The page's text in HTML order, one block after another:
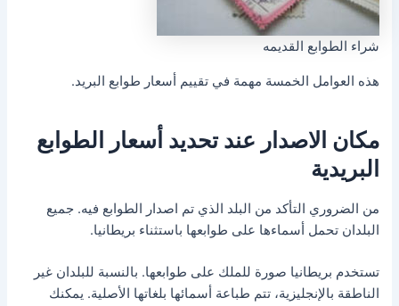
شراء الطوابع القديمه
هذه العوامل الخمسة مهمة في تقييم أسعار طوابع البريد.
مكان الاصدار عند تحديد أسعار الطوابع
البريدية
من الضروري التأكد من البلد الذي تم اصدار الطوابع فيه. جميع
البلدان تحمل أسماءها على طوابعها باستثناء بريطانيا.
تستخدم بريطانيا صورة للملك على طوابعها. بالنسبة للبلدان غير
الناطقة بالإنجليزية، تتم طباعة أسمائها بلغاتها الأصلية. يمكنك